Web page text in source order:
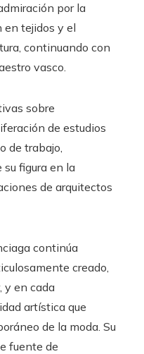
por la
en tejidos y el
continuando con
vasco.
sobre
de estudios
de trabajo,
figura en la
de arquitectos
continúa
creado,
y en cada
artística que
de la moda. Su
fuente de